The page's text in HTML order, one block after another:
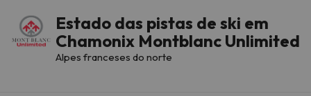
Estado das pistas de ski em
Chamonix Montblanc Unlimited
Alpes franceses do norte